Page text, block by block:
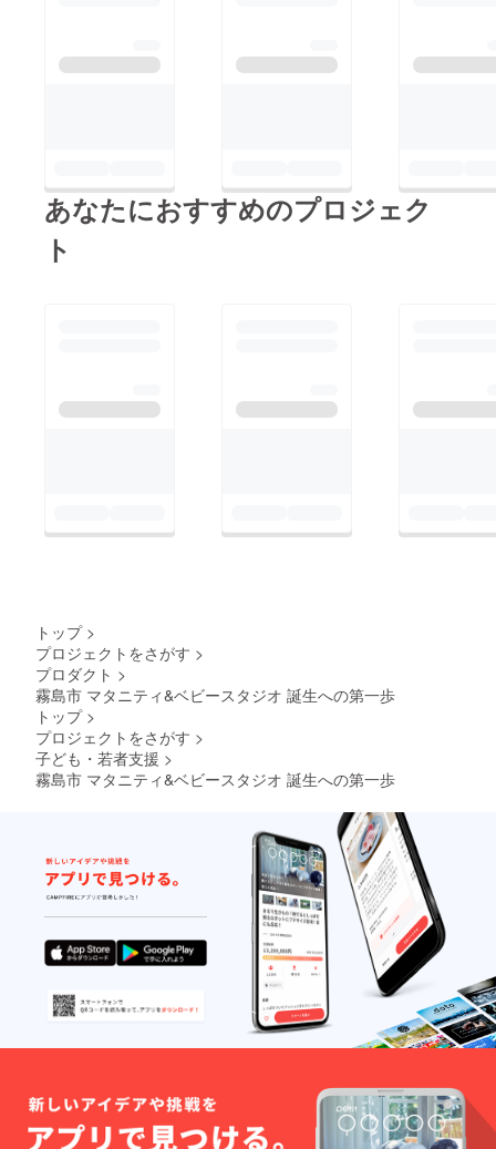
あなたにおすすめのプロジェク
ト
トップ >
プロジェクトをさがす >
プロダクト >
霧島市 マタニティ&ベビースタジオ 誕生への第一歩
トップ >
プロジェクトをさがす >
子ども・若者支援 >
霧島市 マタニティ&ベビースタジオ 誕生への第一歩